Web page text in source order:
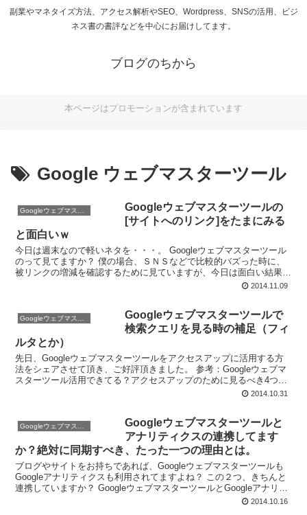
副業やマネタイズ方法、アクセス解析やSEO、Wordpress、SNSの活用、ビジ
ネス書の書評などを中心にお届けしてます。
ブログのちから
本ページはプロモーションが含まれています
Google ウェブマスターツール
Googleウェブマスターツールの
[サイトへのリンク]をたまにみる
と面白いｗ
今日は週末なので軽いネタを・・・。 Googleウェブマスターツール
のって見てますか？ 僕の場合、ＳＮＳなどで比較的バズった時に、
被リンクの増減を確認するために見ていますが、今日は面白い結果が
2014.11.09
Googleウェブマスターツールで
検索クエリを見る時の補足（フィ
ルタとか）
先日、Googleウェブマスターツールをアクセスアップに活用する方
法をシェアさせて頂き、ご好評頂きました。 参考：Googleウェブマ
スターツール活用できてる？アクセスアップのために見るべき4つの
2014.10.31
Googleウェブマスターツール
Googleウェブマスターツールと
アナリティクスの連携してます
か？絶対に同期すべき、たった一つの理由とは。
ブログやサイトをお持ちであれば、Googleウェブマスターツールも
Googleアナリティクスも利用されてますよね？ この２つ、きちんと
連携していますか？ GoogleウェブマスターツールとGoogleアナリテ
2014.10.16